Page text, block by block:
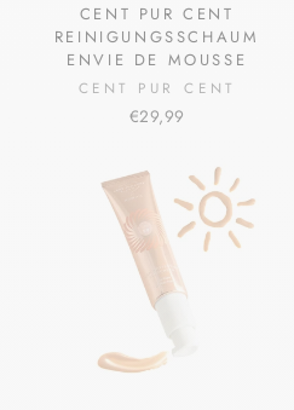
CENT PUR CENT
REINIGUNGSSCHAUM
ENVIE DE MOUSSE
CENT PUR CENT
€29,99